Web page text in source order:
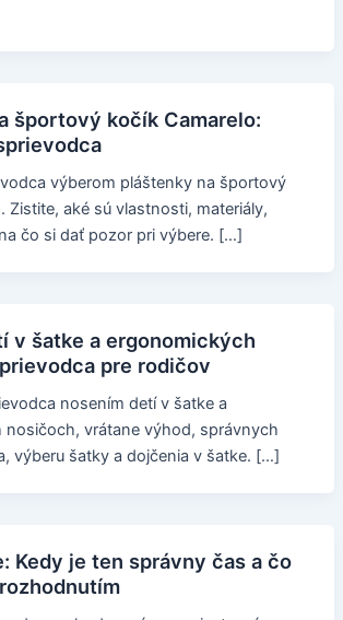
športový kočík Camarelo:
výberom pláštenky na športový
Zistite, aké sú vlastnosti, materiály,
čo si dať pozor pri výbere. […]
v šatke a ergonomických
pre rodičov
nosením detí v šatke a
nosičoch, vrátane výhod, správnych
výberu šatky a dojčenia v šatke. […]
Kedy je ten správny čas a čo